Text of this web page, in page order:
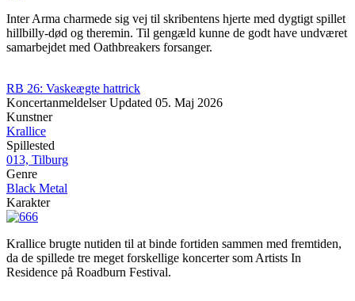
Inter Arma charmede sig vej til skribentens hjerte med dygtigt spillet
hillbilly-død og theremin. Til gengæld kunne de godt have undværet
samarbejdet med Oathbreakers forsanger.
RB 26: Vaskeægte hattrick
Koncertanmeldelser Updated 05. Maj 2026
Kunstner
Krallice
Spillested
013, Tilburg
Genre
Black Metal
Karakter
Krallice brugte nutiden til at binde fortiden sammen med fremtiden,
da de spillede tre meget forskellige koncerter som Artists In
Residence på Roadburn Festival.